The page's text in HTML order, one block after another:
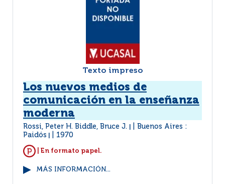
Texto impreso
Los nuevos medios de
comunicación en la enseñanza
moderna
Rossi, Peter H. Biddle, Bruce J.
Buenos Aires :
Paidós
1970
| En formato papel.
MÁS INFORMACIÓN...